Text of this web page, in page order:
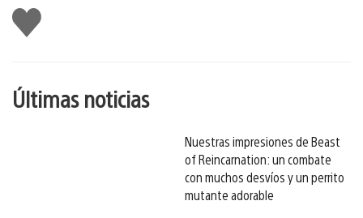
Me
gusta
Últimas noticias
Nuestras impresiones de Beast
of Reincarnation: un combate
con muchos desvíos y un perrito
mutante adorable